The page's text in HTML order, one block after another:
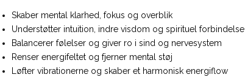
Skaber mental klarhed, fokus og overblik
Understøtter intuition, indre visdom og spirituel forbindelse
Balancerer følelser og giver ro i sind og nervesystem
Renser energifeltet og fjerner mental støj
Løfter vibrationerne og skaber et harmonisk energiflow